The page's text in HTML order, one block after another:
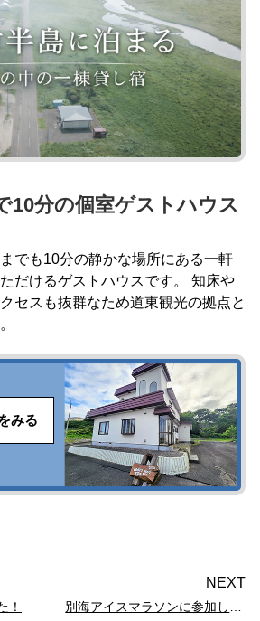
10分の個室ゲストハウス
でも10分の静かな場所にある一軒
だけるゲストハウスです。 知床や
セスも抜群なため道東観光の拠点と
みる
！
NEXT
別海アイスマラソンに参加してきました！